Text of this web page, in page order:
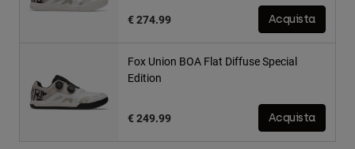
€ 274.99 Acquista
Fox Union BOA Flat Diffuse Special
Edition
€ 249.99 Acquista